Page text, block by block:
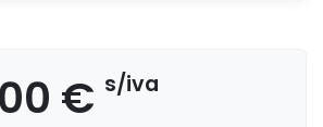
5 824,00 €
€ s/iva